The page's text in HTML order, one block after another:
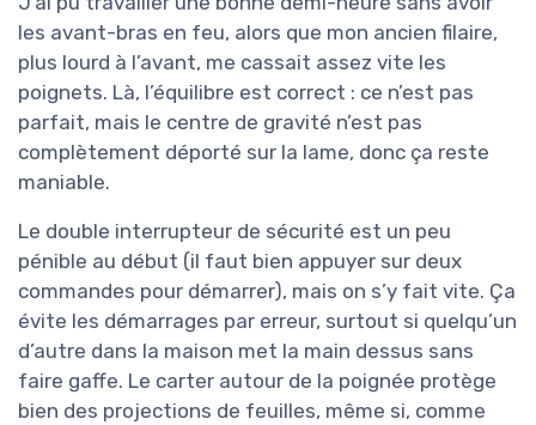
les avant-bras en feu, alors que mon ancien filaire,
plus lourd à l’avant, me cassait assez vite les
poignets. Là, l’équilibre est correct : ce n’est pas
parfait, mais le centre de gravité n’est pas
complètement déporté sur la lame, donc ça reste
maniable.
Le double interrupteur de sécurité est un peu
pénible au début (il faut bien appuyer sur deux
commandes pour démarrer), mais on s’y fait vite. Ça
évite les démarrages par erreur, surtout si quelqu’un
d’autre dans la maison met la main dessus sans
faire gaffe. Le carter autour de la poignée protège
bien des projections de feuilles, même si, comme